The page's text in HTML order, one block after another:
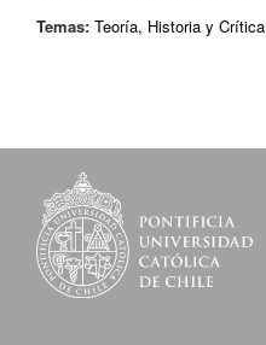
Temas: Teoría, Historia y Crítica